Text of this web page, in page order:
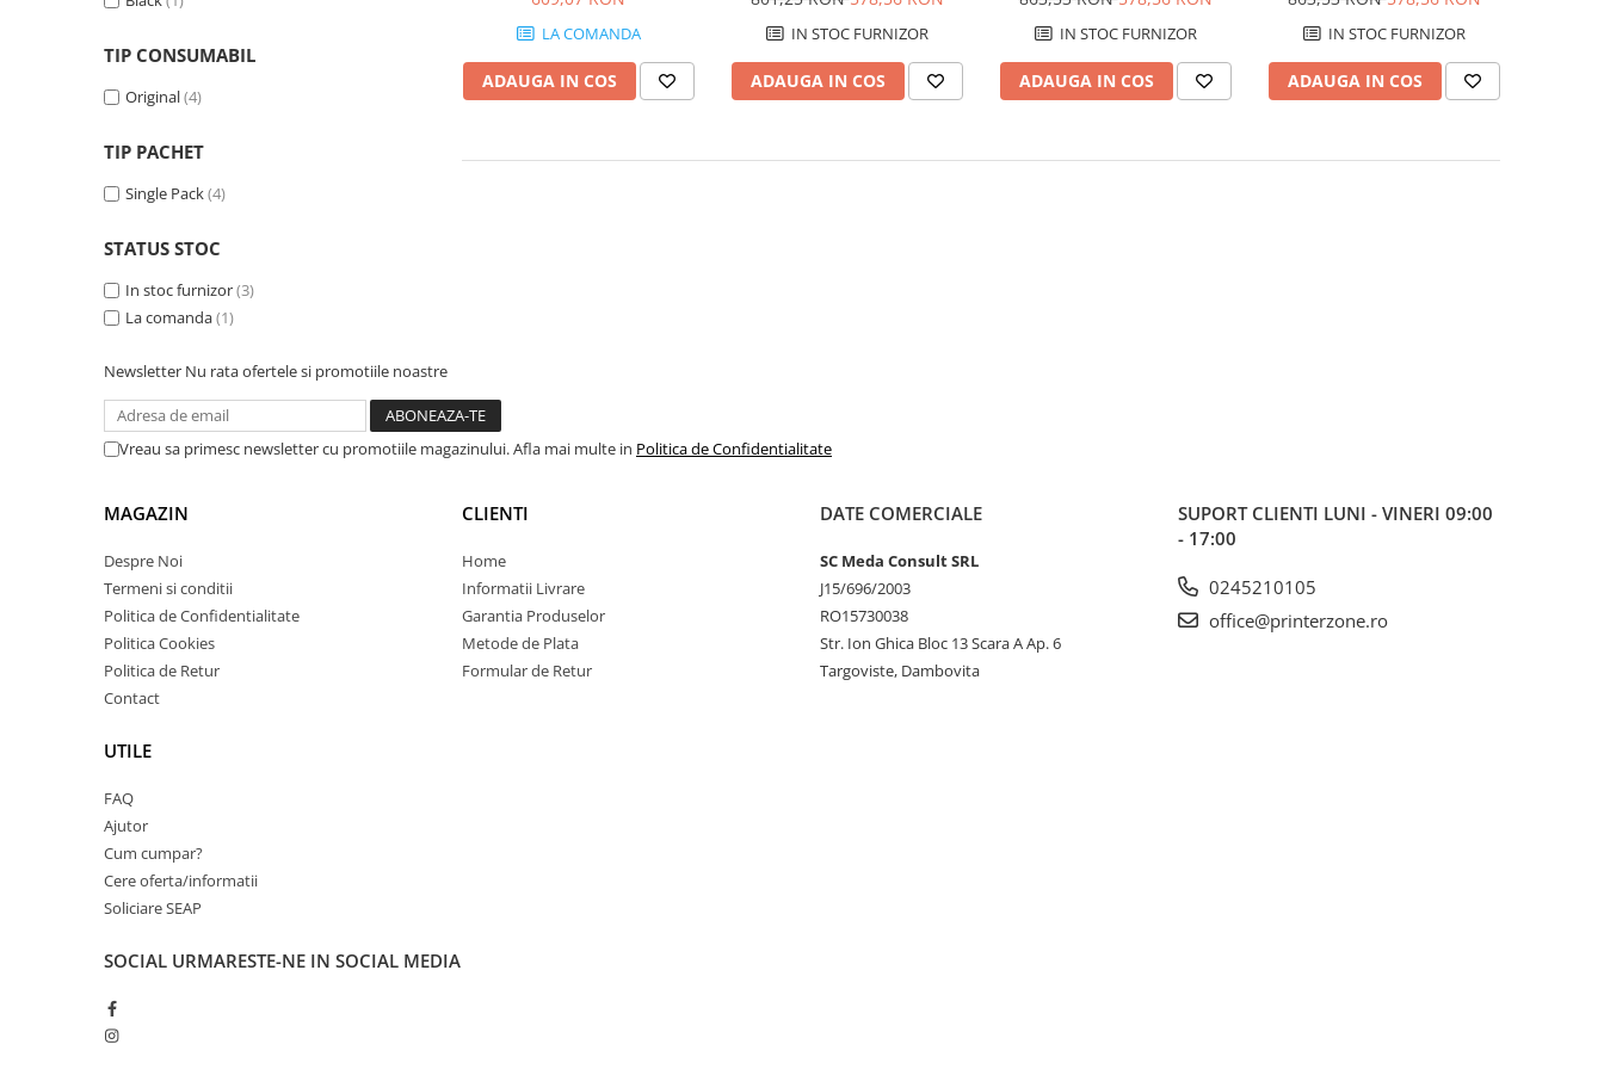
Consumabile imprimanta
Cartuse inkjet si cerneala
compatibile
Tonere compatibile
Cartuse compatibile
Printare 3D
Accesorii imprimante 3D
Filament imprimanta 3D
Laptopuri / notebookuri
Ultrabookuri
Laptop-uri 2 in 1
Accesorii laptop
Piese si accesorii
TIP CONSUMABIL
Original(4)
TIP PACHET
Single Pack(4)
STATUS STOC
In stoc furnizor(3)
La comanda(1)
LA COMANDA
ADAUGA IN COS
IN STOC FURNIZOR
ADAUGA IN COS
IN STOC FURNIZOR
ADAUGA IN COS
IN STOC FURNIZOR
ADAUGA IN COS
Newsletter Nu rata ofertele si promotiile noastre
Vreau sa primesc newsletter cu promotiile magazinului. Afla mai multe in Politica de Confidentialitate
MAGAZIN
Despre Noi
Termeni si conditii
Politica de Confidentialitate
Politica Cookies
Politica de Retur
Contact
UTILE
FAQ
Ajutor
Cum cumpar?
Cere oferta/informatii
Soliciare SEAP
CLIENTI
Home
Informatii Livrare
Garantia Produselor
Metode de Plata
Formular de Retur
DATE COMERCIALE
SC Meda Consult SRL
J15/696/2003
RO15730038
Str. Ion Ghica Bloc 13 Scara A Ap. 6
Targoviste, Dambovita
SUPORT CLIENTI LUNI - VINERI 09:00
- 17:00
0245210105
office@printerzone.ro
SOCIAL URMARESTE-NE IN SOCIAL MEDIA